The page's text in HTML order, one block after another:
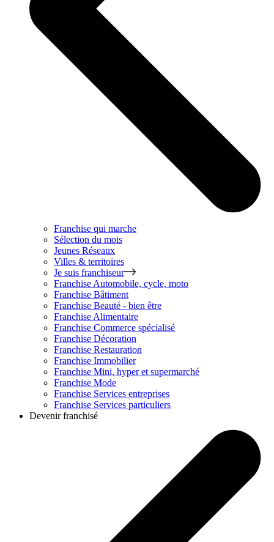
Franchise qui marche
Sélection du mois
Jeunes Réseaux
Villes & territoires
Je suis franchiseur
Franchise Automobile, cycle, moto
Franchise Bâtiment
Franchise Beauté - bien être
Franchise Alimentaire
Franchise Commerce spécialisé
Franchise Décoration
Franchise Restauration
Franchise Immobilier
Franchise Mini, hyper et supermarché
Franchise Mode
Franchise Services entreprises
Franchise Services particuliers
Devenir franchisé